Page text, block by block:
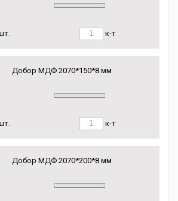
к-т
Добор МДФ 2070*150*8 мм
к-т
Добор МДФ 2070*200*8 мм